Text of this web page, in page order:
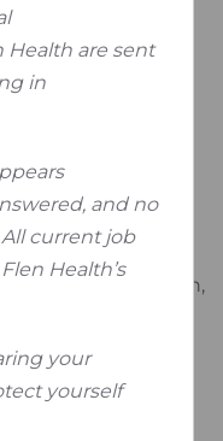
Kontaktdaten
nicht
und
ausdrücklich
Seiten behalten
im Falle der
Umsetzung und
are sent
in
and no
current job
Health’s
your
yourself